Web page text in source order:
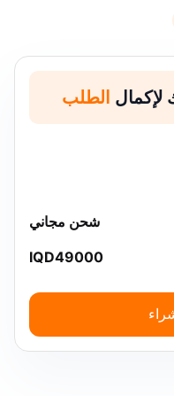
لإكمال الطلب
شحن مجاني
49000
IQD